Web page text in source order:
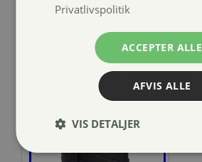
Privatlivspolitik
ACCEPTER ALLE
AFVIS ALLE
VIS DETALJER